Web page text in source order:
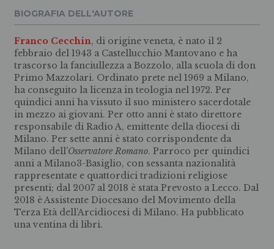
BIOGRAFIA DELL'AUTORE
Franco Cecchin, di origine veneta, è nato il 2
febbraio del 1943 a Castellucchio Mantovano e ha
trascorso la fanciullezza a Bozzolo, alla scuola di don
Primo Mazzolari. Ordinato prete nel 1969 a Milano,
ha conseguito la licenza in teologia nel 1972. Per
quindici anni ha vissuto il suo ministero sacerdotale
in mezzo ai giovani. Per otto anni è stato direttore
responsabile di Radio A, emittente della diocesi di
Milano. Per sette anni è stato corrispondente da
Milano dell’Osservatore Romano. Parroco per quindici
anni a Milano3-Basiglio, con sessanta nazionalità
rappresentate e quattordici tradizioni religiose
presenti; dal 2007 al 2018 è stata Prevosto a Lecco. Dal
2018 è Assistente Diocesano del Movimento della
Terza Età dell’Arcidiocesi di Milano. Ha pubblicato
una ventina di libri.